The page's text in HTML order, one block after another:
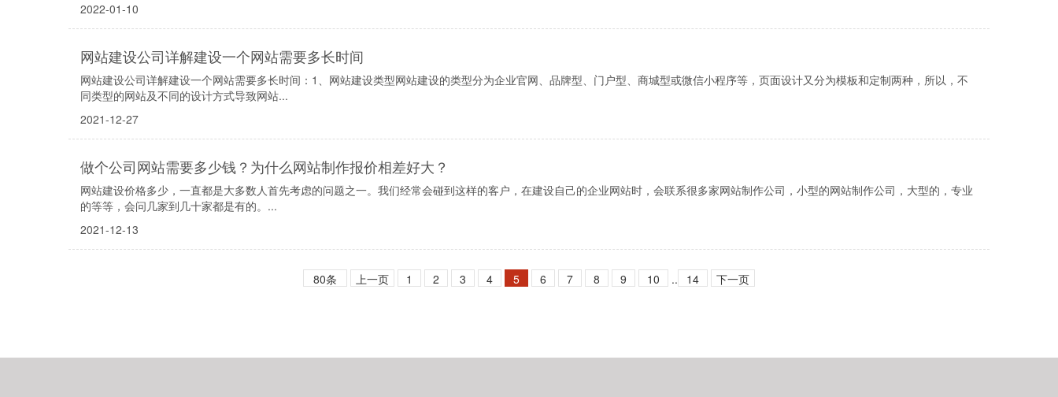
2022-01-10
网站建设公司详解建设一个网站需要多长时间
网站建设公司详解建设一个网站需要多长时间：1、网站建设类型网站建设的类型分为企业官网、品牌型、门户型、商城型或微信小程序等，页面设计又分为模板和定制两种，所以，不
同类型的网站及不同的设计方式导致网站...
2021-12-27
做个公司网站需要多少钱？为什么网站制作报价相差好大？
网站建设价格多少，一直都是大多数人首先考虑的问题之一。我们经常会碰到这样的客户，在建设自己的企业网站时，会联系很多家网站制作公司，小型的网站制作公司，大型的，专业
的等等，会问几家到几十家都是有的。...
2021-12-13
80条 上一页 1 2 3 4 5 6 7 8 9 10 .. 14 下一页